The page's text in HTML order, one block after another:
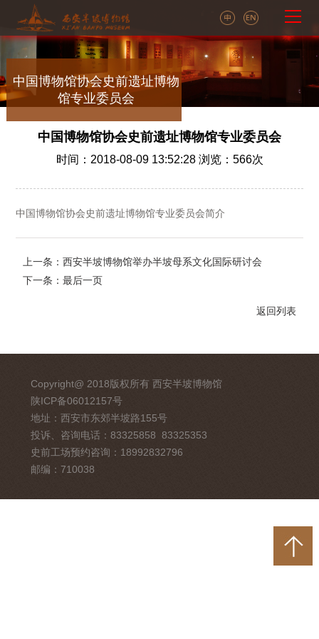
中国博物馆协会史前遗址博物
馆专业委员会
中国博物馆协会史前遗址博物馆专业委员会
时间：2018-08-09 13:52:28 浏览： 566次
中国博物馆协会史前遗址博物馆专业委员会简介
上一条：西安半坡博物馆举办半坡母系文化国际研讨会
下一条：最后一页
返回列表
Copyright@ 2018版权所有 西安半坡博物馆
陕ICP备06012157号
地址：西安市东郊半坡路155号
投诉、咨询电话：83325858 83325353
史前工场预约咨询：18992832796
邮编：710038